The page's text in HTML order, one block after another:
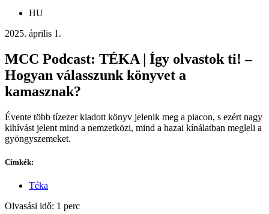
HU
2025. április 1.
MCC Podcast: TÉKA | Így olvastok ti! –
Hogyan válasszunk könyvet a
kamasznak?
Évente több tízezer kiadott könyv jelenik meg a piacon, s ezért nagy
kihívást jelent mind a nemzetközi, mind a hazai kínálatban megleli a
gyöngyszemeket.
Címkék:
Téka
Olvasási idő: 1 perc